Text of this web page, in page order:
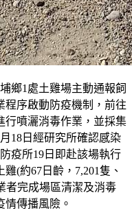
鄉1處土雞場主動通報飼
程序啟動防疫機制，前往
行噴灑消毒作業，並採集
18日經研究所確認感染
疫所19日即赴該場執行
(約67日齡，7,201隻、
者完成場區清潔及消毒
傳播風險。